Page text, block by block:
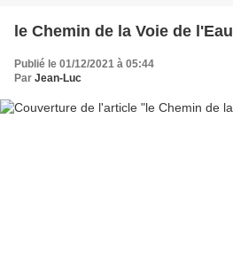
le Chemin de la Voie de l'Eau
Publié le 01/12/2021 à 05:44
Par Jean-Luc